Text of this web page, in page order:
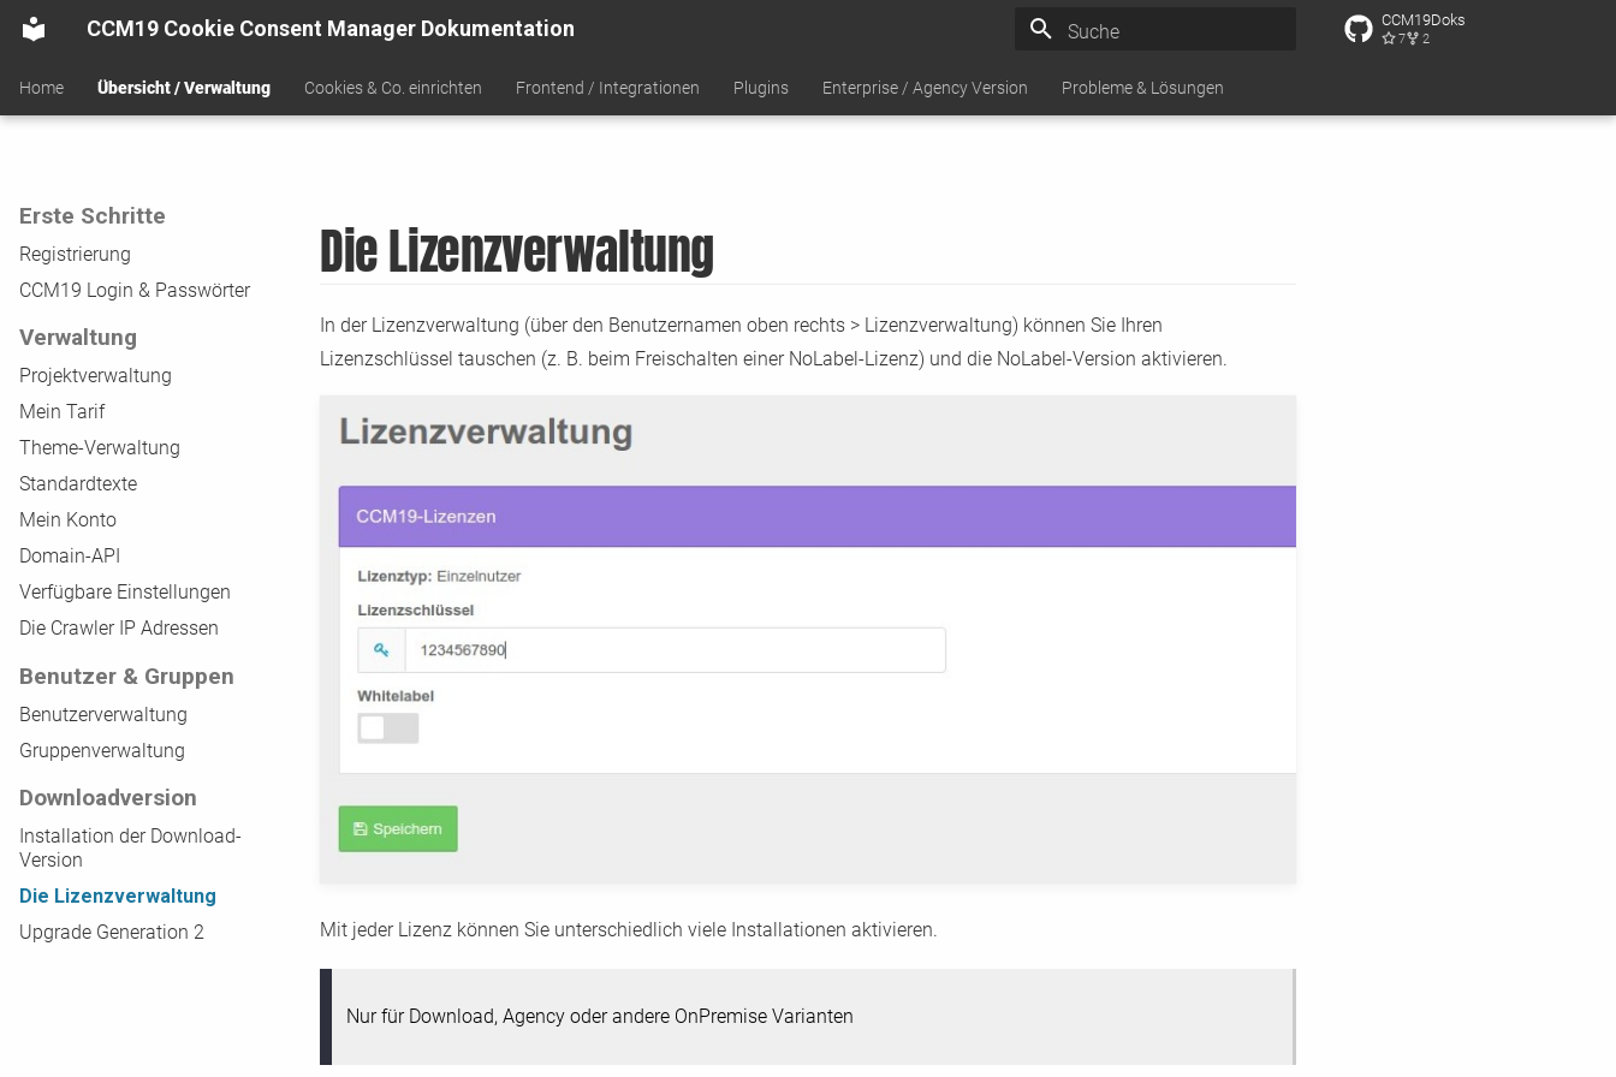
CCM19 Cookie Consent Manager Dokumentation CCM19Doks
7 2
Home Übersicht / Verwaltung Cookies & Co. einrichten Frontend / Integrationen Plugins Enterprise / Agency Version Probleme & Lösungen
Erste Schritte
Registrierung
CCM19 Login & Passwörter
Verwaltung
Projektverwaltung
Mein Tarif
Theme-Verwaltung
Standardtexte
Mein Konto
Domain-API
Verfügbare Einstellungen
Die Crawler IP Adressen
Benutzer & Gruppen
Benutzerverwaltung
Gruppenverwaltung
Downloadversion
Installation der Download-
Version
Die Lizenzverwaltung
Upgrade Generation 2
Die Lizenzverwaltung
In der Lizenzverwaltung (über den Benutzernamen oben rechts > Lizenzverwaltung) können Sie Ihren
Lizenzschlüssel tauschen (z. B. beim Freischalten einer NoLabel-Lizenz) und die NoLabel-Version aktivieren.
Mit jeder Lizenz können Sie unterschiedlich viele Installationen aktivieren.
Nur für Download, Agency oder andere OnPremise Varianten